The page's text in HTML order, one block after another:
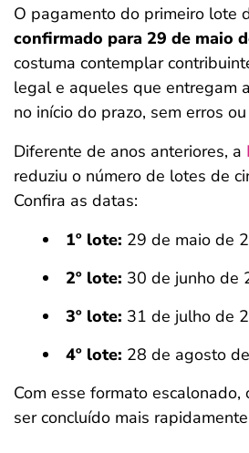
O pagamento do primeiro lote
confirmado para 29 de maio
costuma contemplar
legal e aqueles que entregam
no início do prazo, sem erros
Diferente de anos anteriores, a
reduziu o número de lotes de
Confira as datas:
1º lote: 29 de maio de
2º lote: 30 de junho de
3º lote: 31 de julho de
4º lote: 28 de agosto
Com esse formato
ser concluído mais